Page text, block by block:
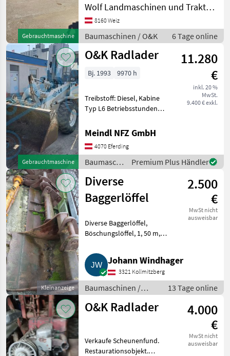
KATEGORIE
WÄHLEN
Bautechnik
31
MARKTPLATZ
Marktplatz Händlerangebote
Gebrauchtmaschine
Wolf Landmaschinen und Traktorhandel
8160 Weiz
Baumaschinen / O&K 6 Tage online
Gebrauchtmaschine
O&K Radlader
11.280
€
inkl. 20 %
MwSt.
9.400 € exkl.
Bj. 1993 9970 h
Treibstoff: Diesel, Kabine
Typ L6 Betriebsstunden
Schaufel und Palettengabel
Baumaschinen Radlader
Meindl NFZ GmbH
4070 Eferding
Baumaschinen
/ O&K
Premium Plus Händler
Kleinanzeige
Diverse
Baggerlöffel
2.500
€
MwSt nicht
ausweisbar
Diverse Baggerlöffel,
Böschungslöffel, 1, 50 m,
0, 30 m. Gesamtabgabe um €
2.500, -. Baumaschinen
Kettenbagger
Johann Windhager
3321 Kollmitzberg
Baumaschinen /
Kettenbagger
13 Tage online
O&K Radlader
4.000
€
MwSt nicht
ausweisbar
Verkaufe Scheunenfund.
Restaurationsobjekt.